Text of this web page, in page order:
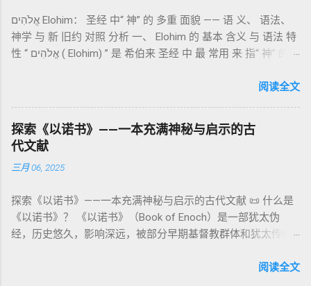
记》强调他们的洁净、服饰、行为都必须与神的圣洁相称。 祭
司是 圣所的看守者、律法的教导者与百姓的代求者 。他们的失
败（如拿答与亚比户擅献凡火）立刻带来神的审判（利10
限 第11–15章讲述关于食物、疾病（如大麻风）、体液等“洁净
与不洁”的律例。其目的不是为了迷信或隔离，而是建立 圣洁与
秩序感 ，帮助以色列人活在神的同在中。 “洁净”不是等同于“无
罪”，而是不妨碍与神交往的状态。圣所是神居住之地，进入必
16章描述每年一次的“赎罪日”（Yom Kippur），大祭司进入至
圣所，用血为圣所与百姓遮罪。 这是整卷《利未记》的神学中
心： 神愿意居住在人中间； 罪必须被遮盖才能维持这同在；
神主动提供遮罪之道（两个祭牲，特别是“为耶和华”的与“归于
亚撒泻勒”的）。 这预表...
通婚、巨人（尼非利人）的出现，以及神对其囚禁与审判。
《比喻/相似喻之书》（37–71） ：频繁出现“ 那位人子/拣选
者/义者 ”，刻画末世审判与王权。 《天文之书》（72–82） ：
：以异象回顾以色列史并预示末世。 《以诺书信》（91–108）
：智慧训诫、“祸哉”、义人与恶人的结局等。 提示：另有《二
以诺书》（斯拉夫文）与《三以诺书》（希伯来文），属更晚
期以诺传统，不等同于《一以诺书》。 二、为什么重要？——
呼应 犹大书14–15 几乎逐字引 1 Enoch 1:9（“主带着千万圣者
的“深渊囚禁”叙事共振。 彼后2:4 用“ 他他路斯 （Tartarus）”指
天使囚禁之所，贴近以诺传统语境。 福音书/启示录 中的“ 人子
来临与天使同来、坐在荣耀宝座审判列国 ”（太24–25；启1、
观 ：以诺将“巨人之灵”为游行污灵的渊源学解释，补给了新约
אֱלֹהִים Elohim： 圣经 中“ 神” 的 多重 面貌 —— 语 义、 语法、
神学 与 新 旧约 对照 分析 一、 Elohim 的 基本 含义 与 语法 特
性 “ אֱלֹהִים ( Elohim) ” 是 希伯来 圣经 中 最 常用 来 指“ 神” 的
者”。 ✦ 语法 现象： Elohim 是 一个 复数 形式 （“- im” 后
世 记 1: 1）； 在 其他 语 境 中也 可 用于 复数 意义， 如 指 多
神、 属 灵 存在、 审判 官 等； 因此， 需 借助 上下文 判断 语
义 和 神学 定位 。 二、 希伯来 圣经 中 Elohim 的 主要 用法 与
示例 分类 类型 用法 说明 示例 经文 含义 1. 真神 指 以色列 的
所 崇拜 的 神祇 出 20: 3 假 神/ 偶像（ gods） 3. 属 灵 存在
神 的 众 子、 天使、 神圣 议会 成员 诗 82: 1, 申 32: 8– 9
神圣 存在（ divine beings） 4. 法官 被 委托 施行 神 审判者 出
权 代表 受托 执行 神 旨意 的 人（ 如 摩西） 出 7: 1 神 的 代言
阅读全文
探索《以诺书》——一本充满神秘与启示的古
代文献
三月 06, 2025
探索《以诺书》——一本充满神秘与启示的古代文献 📜 什么是
《以诺书》？ 《以诺书》（Book of Enoch）是一部犹太伪
经，历史悠久，影响深远，被部分早期基督教群体和犹太传统
的曾祖父——的名义写成，包含大量关于天使、堕落、审判和弥
阅读全文